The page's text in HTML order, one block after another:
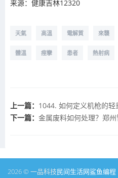
来源：健康吉林12320
天氣 高溫 電解質 來襲
體溫 痙攣 患者 熱射病
上一篇： 1044. 如何定义机枪的
下一篇： 金属废料如何处理？郑
2026 © 一品科技民间生活网鲨鱼编程